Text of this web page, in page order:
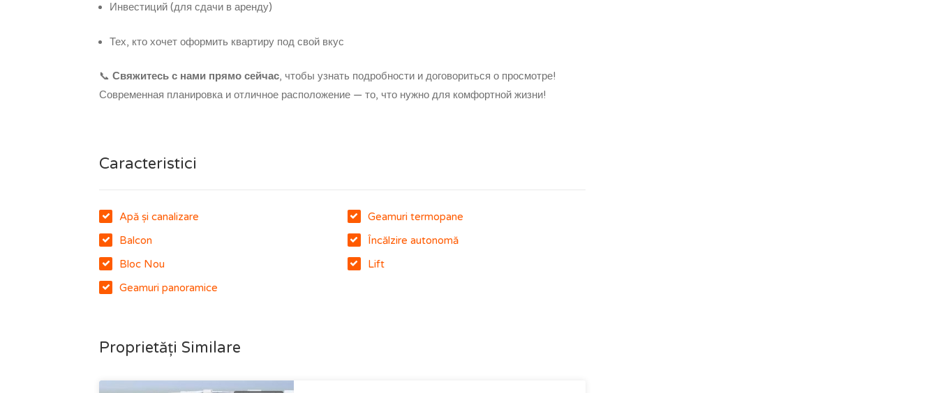
Инвестиций (для сдачи в аренду)
Тех, кто хочет оформить квартиру под свой вкус
📞 Свяжитесь с нами прямо сейчас, чтобы узнать подробности и договориться о просмотре!
Современная планировка и отличное расположение — то, что нужно для комфортной жизни!
Caracteristici
Apă și canalizare
Balcon
Bloc Nou
Geamuri panoramice
Geamuri termopane
Încălzire autonomă
Lift
Proprietăți Similare